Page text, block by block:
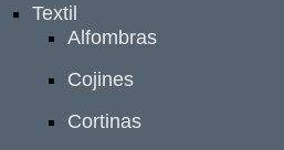
Textil
Alfombras
Cojines
Cortinas